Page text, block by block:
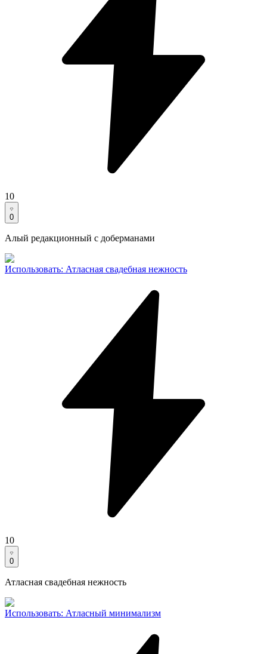
10
0
Алый редакционный с доберманами
Использовать: Атласная свадебная нежность
10
0
Атласная свадебная нежность
Использовать: Атласный минимализм